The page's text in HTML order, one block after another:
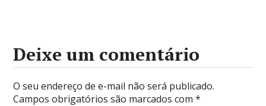
Deixe um comentário
O seu endereço de e-mail não será publicado.
Campos obrigatórios são marcados com*